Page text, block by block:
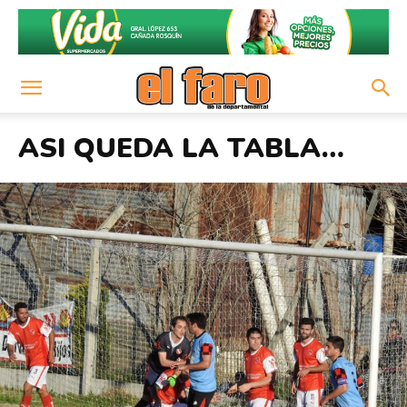
ASI QUEDA LA TABLA…